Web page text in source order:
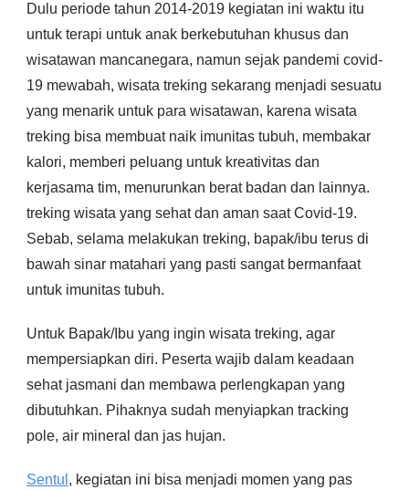
Dulu periode tahun 2014-2019 kegiatan ini waktu itu
untuk terapi untuk anak berkebutuhan khusus dan
wisatawan mancanegara, namun sejak pandemi covid-
19 mewabah, wisata treking sekarang menjadi sesuatu
yang menarik untuk para wisatawan, karena wisata
treking bisa membuat naik imunitas tubuh, membakar
kalori, memberi peluang untuk kreativitas dan
kerjasama tim, menurunkan berat badan dan lainnya.
treking wisata yang sehat dan aman saat Covid-19.
Sebab, selama melakukan treking, bapak/ibu terus di
bawah sinar matahari yang pasti sangat bermanfaat
untuk imunitas tubuh.
Untuk Bapak/Ibu yang ingin wisata treking, agar
mempersiapkan diri. Peserta wajib dalam keadaan
sehat jasmani dan membawa perlengkapan yang
dibutuhkan. Pihaknya sudah menyiapkan tracking
pole, air mineral dan jas hujan.
Sentul , kegiatan ini bisa menjadi momen yang pas